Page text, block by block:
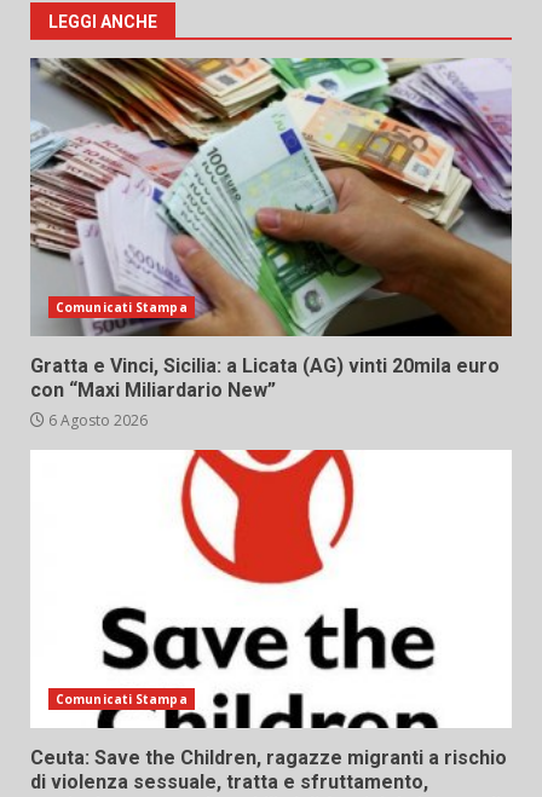
LEGGI ANCHE
Comunicati Stampa
Gratta e Vinci, Sicilia: a Licata (AG) vinti 20mila euro
con “Maxi Miliardario New”
6 Agosto 2026
Comunicati Stampa
Ceuta: Save the Children, ragazze migranti a rischio
di violenza sessuale, tratta e sfruttamento,